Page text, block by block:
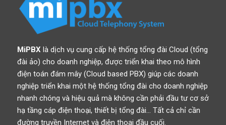
MiPBX là dịch vụ cung cấp hệ thống tổng đài Cloud (tổng
đài ảo) cho doanh nghiệp, được triển khai theo mô hình
điện toán đám mây (Cloud based PBX) giúp các doanh
nghiệp triển khai một hệ thống tổng đài cho doanh nghiệp
nhanh chóng và hiệu quả mà không cần phải đầu tư cơ sở
hạ tầng cáp điện thoại, thiết bị tổng đài… Tất cả chỉ cần
đường truyền Internet và điện thoại đầu cuối.